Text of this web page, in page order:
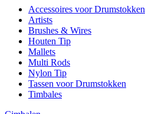
Accessoires voor Drumstokken
Artists
Brushes & Wires
Houten Tip
Mallets
Multi Rods
Nylon Tip
Tassen voor Drumstokken
Timbales